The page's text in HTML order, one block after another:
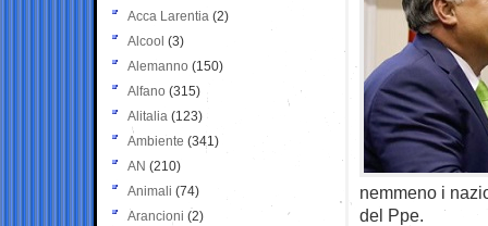
nemmeno i
del Ppe.
Acca Larentia (2)
Alcool (3)
Alemanno (150)
Alfano (315)
Alitalia (123)
Ambiente (341)
AN (210)
Animali (74)
Arancioni (2)